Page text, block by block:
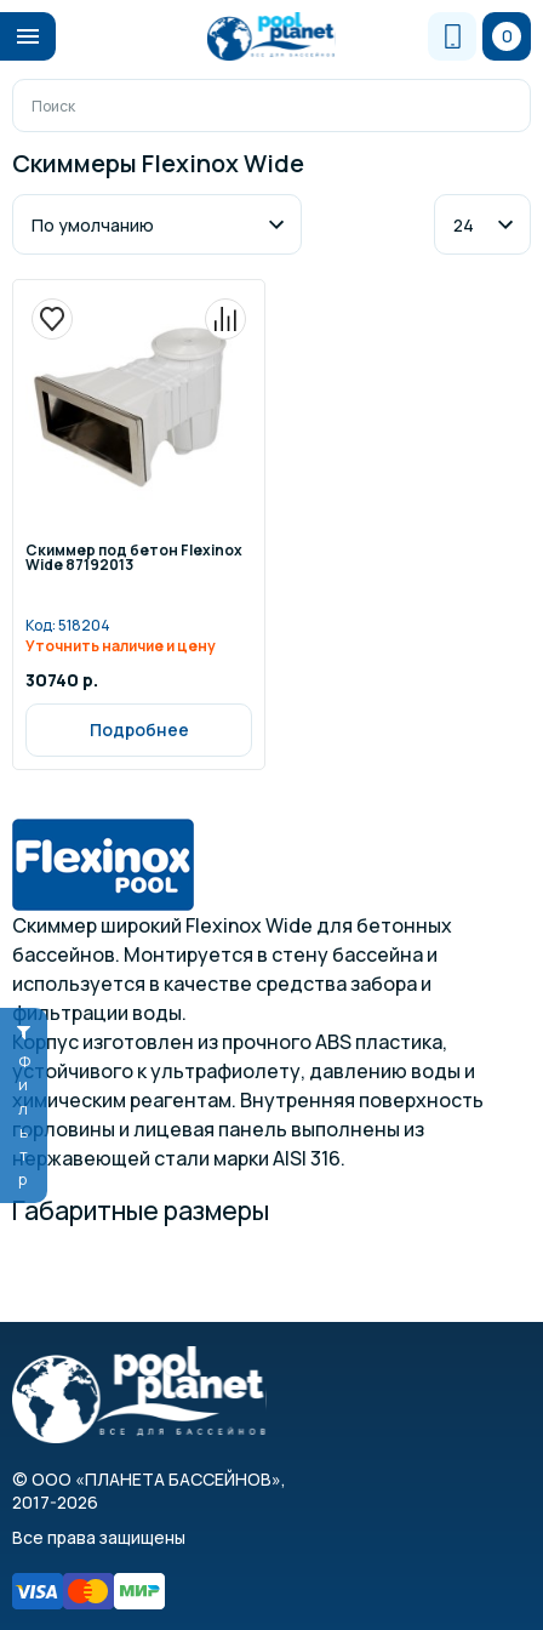
0
Фильтр
Скиммеры Flexinox Wide
Скиммер под бетон Flexinox
Wide 87192013
Код:518204
Уточнить наличие и цену
30740 р.
Подробнее
Скиммер широкий Flexinox Wide для бетонных
бассейнов. Монтируется в стену бассейна и
используется в качестве средства забора и
фильтрации воды.
Корпус изготовлен из прочного ABS пластика,
устойчивого к ультрафиолету, давлению воды и
химическим реагентам. Внутренняя поверхность
горловины и лицевая панель выполнены из
нержавеющей стали марки AISI 316.
Габаритные размеры
© ООО «ПЛАНЕТА БАССЕЙНОВ»,
2017-2026
Все права защищены